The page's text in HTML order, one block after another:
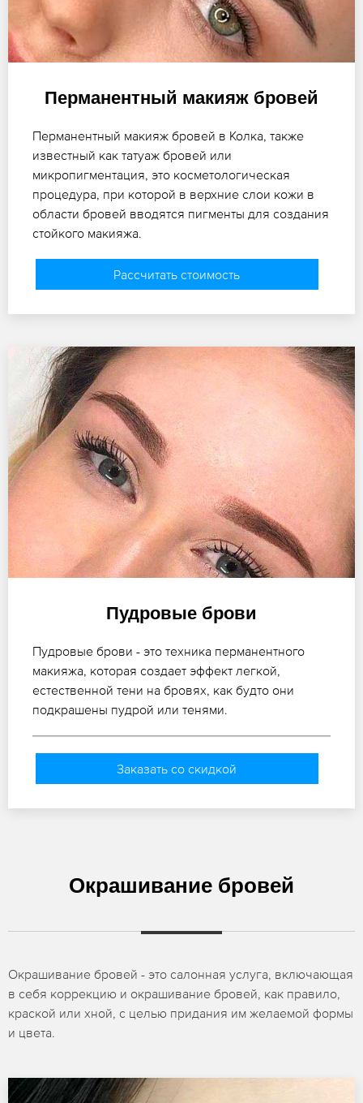
Перманентный макияж бровей
Перманентный макияж бровей в Колка, также
известный как татуаж бровей или
микропигментация, это косметологическая
процедура, при которой в верхние слои кожи в
области бровей вводятся пигменты для создания
стойкого макияжа.
Рассчитать стоимость
Пудровые брови
Пудровые брови - это техника перманентного
макияжа, которая создает эффект легкой,
естественной тени на бровях, как будто они
подкрашены пудрой или тенями.
Заказать со скидкой
Окрашивание бровей
Окрашивание бровей - это салонная услуга, включающая
в себя коррекцию и окрашивание бровей, как правило,
краской или хной, с целью придания им желаемой формы
и цвета.